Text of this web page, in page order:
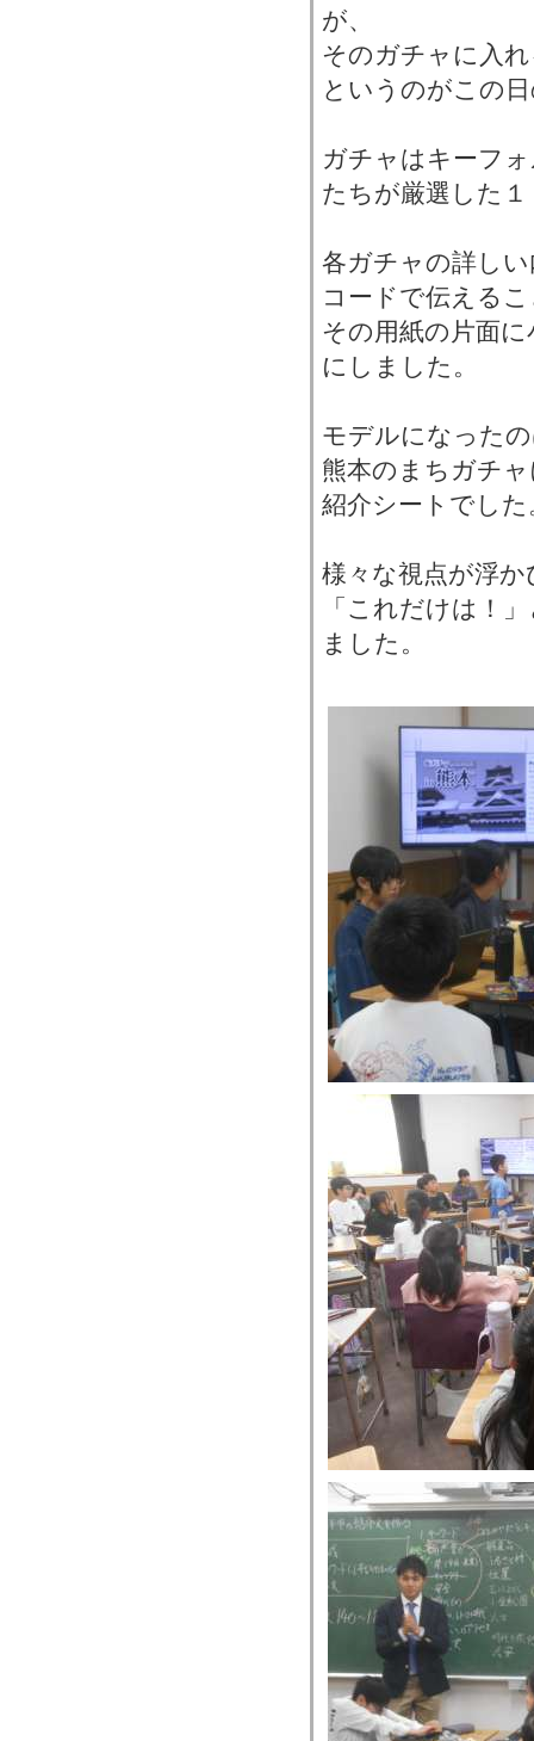
が、
そのガチャに入
というのがこの
ガチャはキーフ
たちが厳選した
各ガチャの詳し
コードで伝える
その用紙の片面
にしました。
モデルになった
熊本のまちガチ
紹介シートでした
様々な視点が浮
「これだけは！
ました。